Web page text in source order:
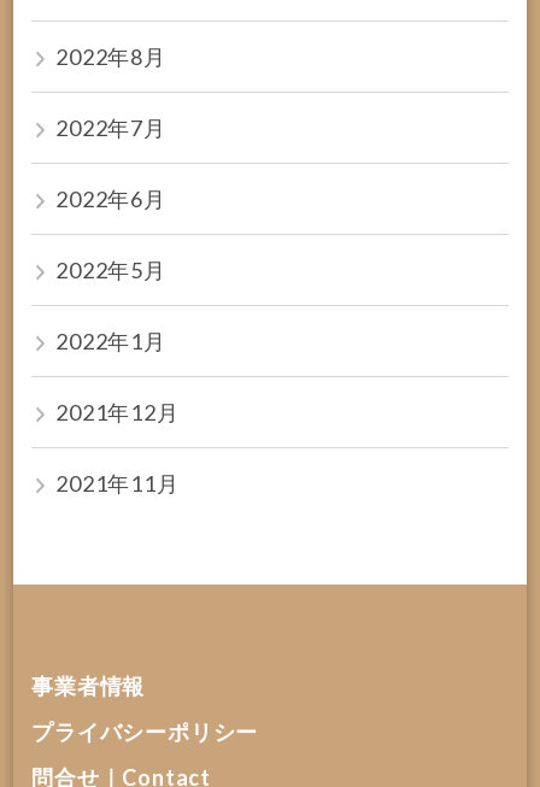
2022年8月
2022年7月
2022年6月
2022年5月
2022年1月
2021年12月
2021年11月
事業者情報
プライバシーポリシー
問合せ｜Contact